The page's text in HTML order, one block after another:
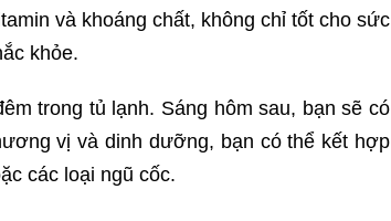
và khoáng chất, không chỉ tốt cho sức
khỏe.
trong tủ lạnh. Sáng hôm sau, bạn sẽ có
vị và dinh dưỡng, bạn có thể kết hợp
các loại ngũ cốc.